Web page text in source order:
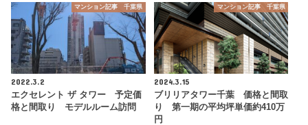
マンション記事 千葉県
2022.3.2
エクセレント ザ タワー 予定価
格と間取り モデルルーム訪問
マンション記事 千葉県
2024.3.15
ブリリアタワー千葉 価格と間取
り 第一期の平均坪単価約410万
円